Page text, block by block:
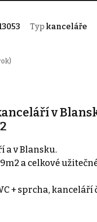
Typ kanceláře
v
a v Blansku.
a celkové
+ sprcha, kanceláří